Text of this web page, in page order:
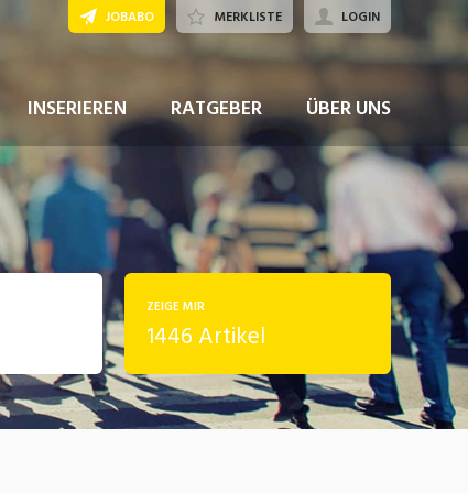
INSERIEREN RATGEBER ÜBER UNS
JOBABO MERKLISTE LOGIN
ZEIGE MIR
1446 Artikel